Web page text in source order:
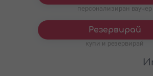
персонализиран ваучер
Резервирай
купи и резервирай